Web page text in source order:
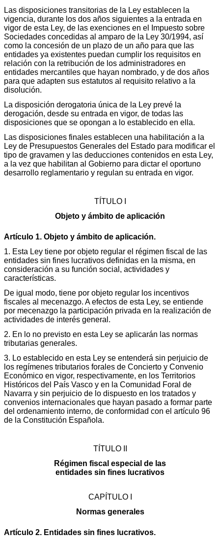
Las disposiciones transitorias de la Ley establecen la
vigencia, durante los dos años siguientes a la entrada en
vigor de esta Ley, de las exenciones en el Impuesto sobre
Sociedades concedidas al amparo de la Ley 30/1994, así
como la concesión de un plazo de un año para que las
entidades ya existentes puedan cumplir los requisitos en
relación con la retribución de los administradores en
entidades mercantiles que hayan nombrado, y de dos años
para que adapten sus estatutos al requisito relativo a la
disolución.
La disposición derogatoria única de la Ley prevé la
derogación, desde su entrada en vigor, de todas las
disposiciones que se opongan a lo establecido en ella.
Las disposiciones finales establecen una habilitación a la
Ley de Presupuestos Generales del Estado para modificar el
tipo de gravamen y las deducciones contenidos en esta Ley,
a la vez que habilitan al Gobierno para dictar el oportuno
desarrollo reglamentario y regulan su entrada en vigor.
TÍTULO I
Objeto y ámbito de aplicación
Artículo 1. Objeto y ámbito de aplicación.
1. Esta Ley tiene por objeto regular el régimen fiscal de las
entidades sin fines lucrativos definidas en la misma, en
consideración a su función social, actividades y
características.
De igual modo, tiene por objeto regular los incentivos
fiscales al mecenazgo. A efectos de esta Ley, se entiende
por mecenazgo la participación privada en la realización de
actividades de interés general.
2. En lo no previsto en esta Ley se aplicarán las normas
tributarias generales.
3. Lo establecido en esta Ley se entenderá sin perjuicio de
los regímenes tributarios forales de Concierto y Convenio
Económico en vigor, respectivamente, en los Territorios
Históricos del País Vasco y en la Comunidad Foral de
Navarra y sin perjuicio de lo dispuesto en los tratados y
convenios internacionales que hayan pasado a formar parte
del ordenamiento interno, de conformidad con el artículo 96
de la Constitución Española.
TÍTULO II
Régimen fiscal especial de las
entidades sin fines lucrativos
CAPÍTULO I
Normas generales
Artículo 2. Entidades sin fines lucrativos.